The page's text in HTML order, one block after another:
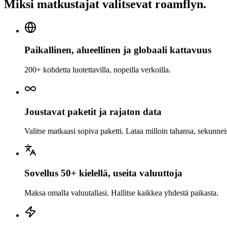
Miksi matkustajat valitsevat roamflyn.
Paikallinen, alueellinen ja globaali kattavuus
200+ kohdetta luotettavilla, nopeilla verkoilla.
Joustavat paketit ja rajaton data
Valitse matkaasi sopiva paketti. Lataa milloin tahansa,
Sovellus 50+ kielellä, useita valuuttoja
Maksa omalla valuutallasi. Hallitse kaikkea yhdestä paikasta.